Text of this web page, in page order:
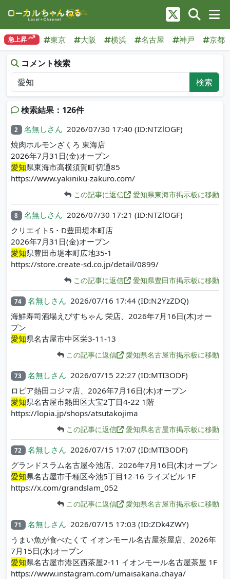
急上昇 東京 大阪 横浜 名古屋 神戸 京都
コメント検索
検索
検索結果：126件
2 名無しさん 2026/07/30 17:40 (ID:NTZlOGF)
焼肉ホルモンざくろ 東海店
2026年7月31日(金)オープン
愛知県東海市高横須賀町切通85
https://www.yakiniku-zakuro.com/
この記事に返信 愛知県東海市掲示板に移動
8 名無しさん 2026/07/30 17:21 (ID:NTZlOGF)
クリエイトS・D豊田堤本町店
2026年7月31日(金)オープン
愛知県豊田市堤本町広地35-1
https://store.create-sd.co.jp/detail/0899/
この記事に返信 愛知県豊田市掲示板に移動
74 名無しさん 2026/07/16 17:44 (ID:N2YzZDQ)
海鮮寿司酒場えびすちゃん 栄店、2026年7月16日(木)オー
プン
愛知県名古屋市中区栄3-11-13
この記事に返信 愛知県名古屋市掲示板に移動
73 名無しさん 2026/07/15 22:27 (ID:MTI3ODF)
ロピア熱田コジマ店、2026年7月16日(木)オープン
愛知県名古屋市熱田区大宝2丁目4-22 1階
https://lopia.jp/shops/atsutakojima
この記事に返信 愛知県名古屋市掲示板に移動
72 名無しさん 2026/07/15 17:07 (ID:MTI3ODF)
グランドスラム名古屋今池店、2026年7月16日(木)オープン
愛知県名古屋市千種区今池5丁目12-16 ライズビル 1F
https://x.com/grandslam_052
この記事に返信 愛知県名古屋市掲示板に移動
71 名無しさん 2026/07/15 17:03 (ID:ZDk4ZWY)
うまい魚が食べたくて イオンモール名古屋茶屋店、2026年
7月15日(水)オープン
愛知県名古屋市港区西茶屋2-11 イオンモール名古屋茶屋 1F
https://www.instagram.com/umaisakana.chaya/